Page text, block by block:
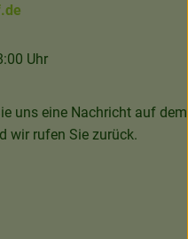
Uhr
uns eine Nachricht auf dem
wir rufen Sie zurück.